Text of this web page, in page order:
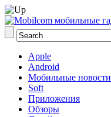
Apple
Android
Мобильные новости
Soft
Приложения
Обзоры